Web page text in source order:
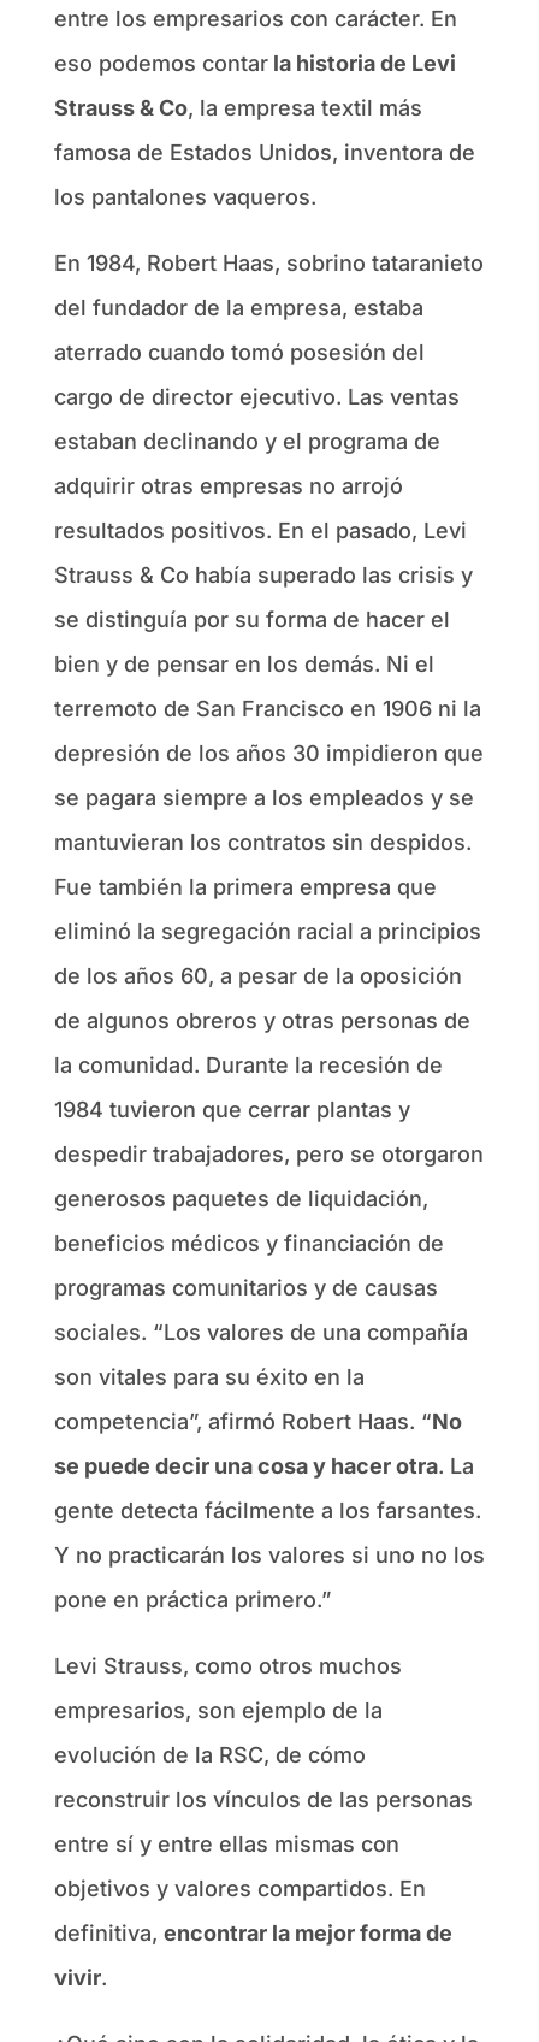
entre los empresarios con carácter. En
eso podemos contarla historia de Levi
Strauss & Co, la empresa textil más
famosa de Estados Unidos, inventora de
los pantalones vaqueros.
En 1984, Robert Haas, sobrino tataranieto
del fundador de la empresa, estaba
aterrado cuando tomó posesión del
cargo de director ejecutivo. Las ventas
estaban declinando y el programa de
adquirir otras empresas no arrojó
resultados positivos. En el pasado, Levi
Strauss & Co había superado las crisis y
se distinguía por su forma de hacer el
bien y de pensar en los demás. Ni el
terremoto de San Francisco en 1906 ni la
depresión de los años 30 impidieron que
se pagara siempre a los empleados y se
mantuvieran los contratos sin despidos.
Fue también la primera empresa que
eliminó la segregación racial a principios
de los años 60, a pesar de la oposición
de algunos obreros y otras personas de
la comunidad. Durante la recesión de
1984 tuvieron que cerrar plantas y
despedir trabajadores, pero se otorgaron
generosos paquetes de liquidación,
beneficios médicos y financiación de
programas comunitarios y de causas
sociales. “Los valores de una compañía
son vitales para su éxito en la
competencia”, afirmó Robert Haas. “No
se puede decir una cosa y hacer otra. La
gente detecta fácilmente a los farsantes.
Y no practicarán los valores si uno no los
pone en práctica primero.”
Levi Strauss, como otros muchos
empresarios, son ejemplo de la
evolución de la RSC, de cómo
reconstruir los vínculos de las personas
entre sí y entre ellas mismas con
objetivos y valores compartidos. En
definitiva, encontrar la mejor forma de
vivir.